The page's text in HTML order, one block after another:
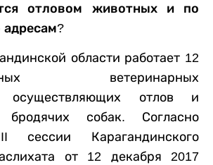
отловом животных и по
области работает 12
ветеринарных
осуществляющих отлов и
бродячих собак. Согласно
сессии Карагандинского
от 12 декабря 2017